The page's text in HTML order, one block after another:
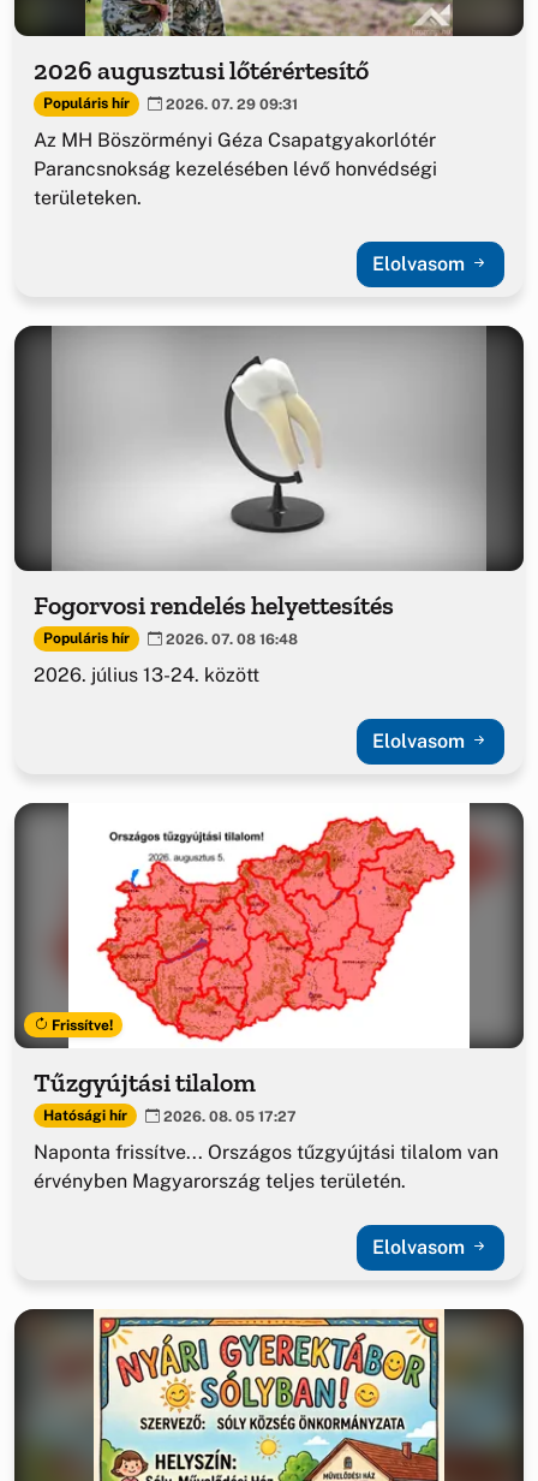
2026 augusztusi lőtérértesítő
Populáris hír 2026. 07. 29 09:31
Az MH Böszörményi Géza Csapatgyakorlótér
Parancsnokság kezelésében lévő honvédségi
területeken.
Elolvasom
Fogorvosi rendelés helyettesítés
Populáris hír 2026. 07. 08 16:48
2026. július 13-24. között
Elolvasom
Frissítve!
Tűzgyújtási tilalom
Hatósági hír 2026. 08. 05 17:27
Naponta frissítve... Országos tűzgyújtási tilalom van
érvényben Magyarország teljes területén.
Elolvasom